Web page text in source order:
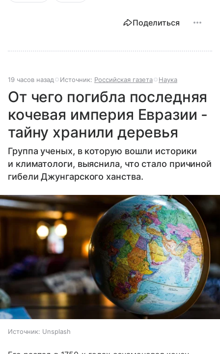
Поделиться
19 часов назад Источник: Российская газета Наука
От чего погибла последняя
кочевая империя Евразии -
тайну хранили деревья
Группа ученых, в которую вошли историки
и климатологи, выяснила, что стало причиной
гибели Джунгарского ханства.
Источник: Unsplash